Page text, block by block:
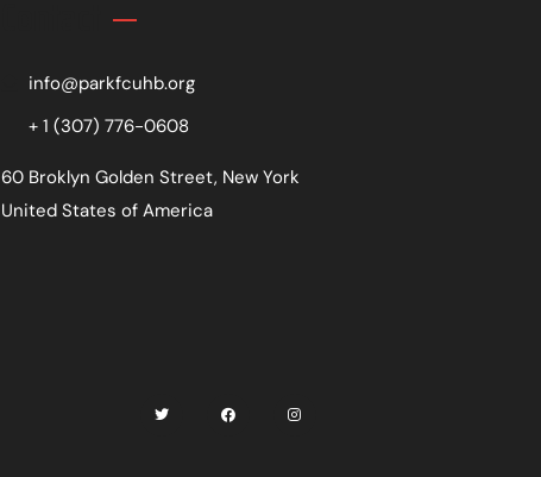
info@parkfcuhb.org
+ 1 (307) 776-0608
60 Broklyn Golden Street, New York
United States of America